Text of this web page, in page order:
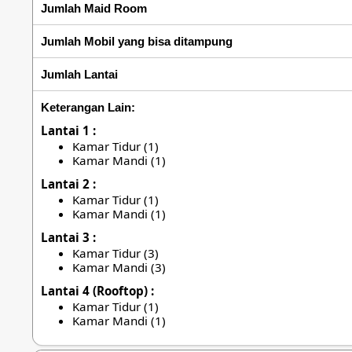
Jumlah Maid Room
Jumlah Mobil yang bisa ditampung
Jumlah Lantai
Keterangan Lain:
Lantai 1 :
Kamar Tidur (1)
Kamar Mandi (1)
Lantai 2 :
Kamar Tidur (1)
Kamar Mandi (1)
Lantai 3 :
Kamar Tidur (3)
Kamar Mandi (3)
Lantai 4 (Rooftop) :
Kamar Tidur (1)
Kamar Mandi (1)